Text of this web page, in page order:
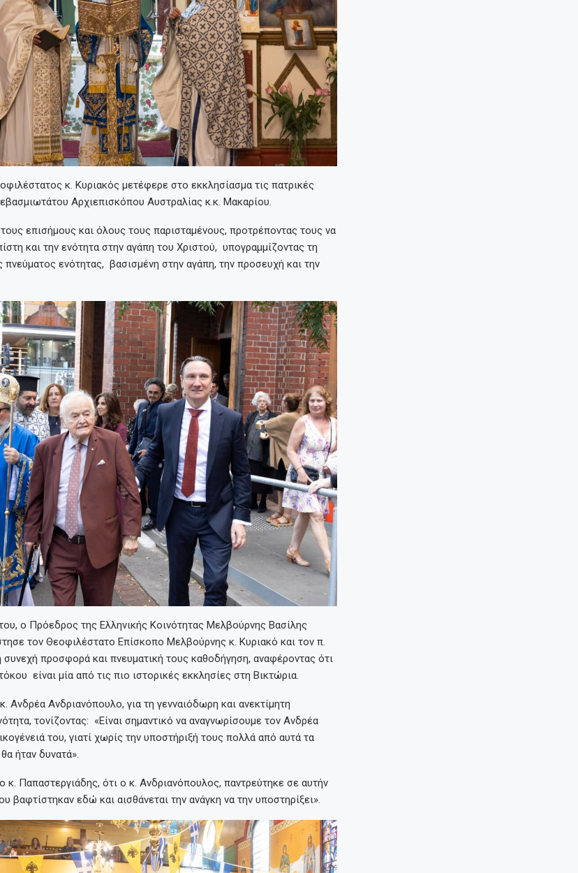
κ. Κυριακός μετέφερε στο εκκλησίασμα τις πατρικές
Αρχιεπισκόπου Αυστραλίας κ.κ. Μακαρίου.
επισήμους και όλους τους παρισταμένους, προτρέποντας τους να
και την ενότητα στην αγάπη του Χριστού, υπογραμμίζοντας τη
πνεύματος ενότητας, βασισμένη στην αγάπη, την προσευχή και την
ο Πρόεδρος της Ελληνικής Κοινότητας Μελβούρνης Βασίλης
τον Θεοφιλέστατο Επίσκοπο Μελβούρνης κ. Κυριακό και τον π.
συνεχή προσφορά και πνευματική τους καθοδήγηση, αναφέροντας ότι
είναι μία από τις πιο ιστορικές εκκλησίες στη Βικτώρια.
Ανδρέα Ανδριανόπουλο, για τη γενναιόδωρη και ανεκτίμητη
τονίζοντας: «Είναι σημαντικό να αναγνωρίσουμε τον Ανδρέα
του, γιατί χωρίς την υποστήριξή τους πολλά από αυτά τα
ήταν δυνατά».
κ. Παπαστεργιάδης, ότι ο κ. Ανδριανόπουλος, παντρεύτηκε σε αυτήν
βαφτίστηκαν εδώ και αισθάνεται την ανάγκη να την υποστηρίξει».